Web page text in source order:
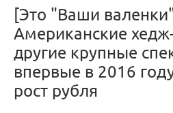
[Это "Ваши
Американские
другие крупные
впервые в 2016
рост рубля